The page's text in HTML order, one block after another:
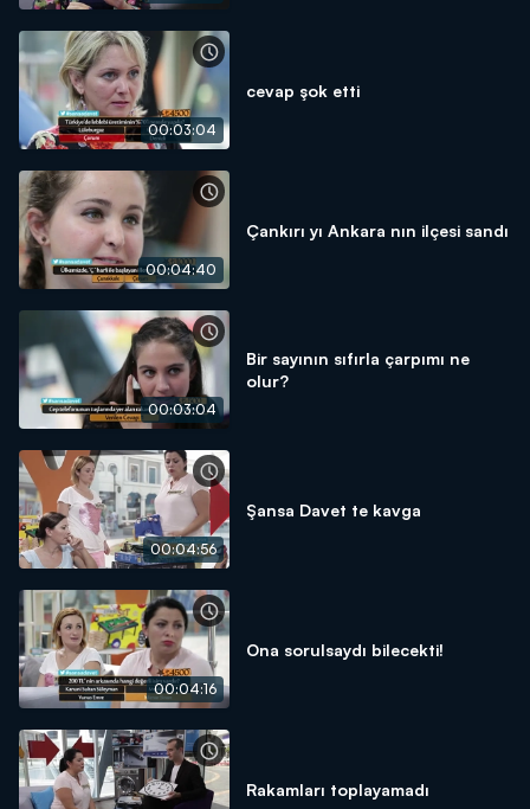
00:03:04
cevap şok etti
00:04:40
Çankırı yı Ankara nın ilçesi sandı
00:03:04
Bir sayının sıfırla çarpımı ne
olur?
00:04:56
Şansa Davet te kavga
00:04:16
Ona sorulsaydı bilecekti!
Rakamları toplayamadı